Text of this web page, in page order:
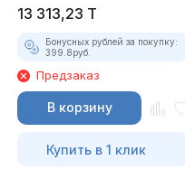
13 313,23 T
Бонусных рублей за покупку:
399.8руб.
Предзаказ
В корзину
Купить в 1 клик